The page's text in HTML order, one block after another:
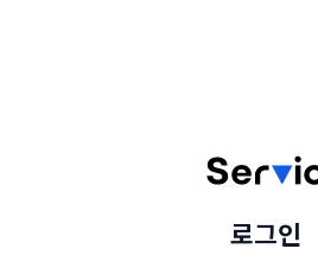
로그인